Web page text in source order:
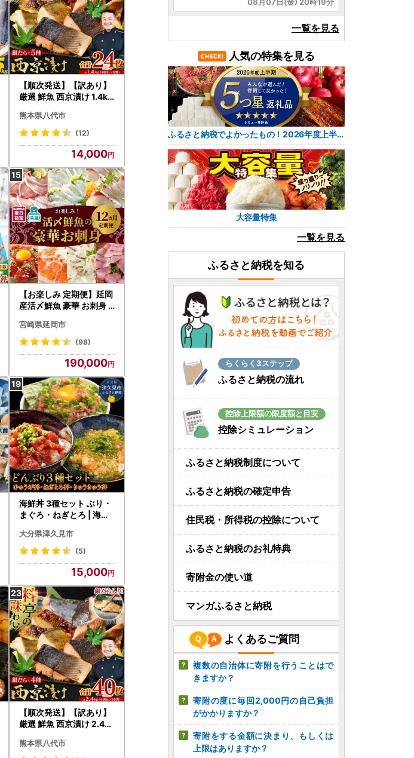
【順次発送】【訳あり】
厳選 鮮魚 西京漬け 1.4kg
24枚 西京焼き 4切れ×6
袋 日本料理店 料亭 西京
熊本県八代市
(12)
14,000
【お楽しみ 定期便】延岡
産活〆鮮魚 豪華 お刺身 1
刺身 ヒラメ 真鯛 カンパ
チ 季節 魚 ブリ ハマチ 国
パッチョ 鮮魚 魚介類 食
お取り寄せ 宮崎県 延岡市
送料無料 N019-YYG019
1
宮崎県延岡市
(98)
190,000
海鮮丼 3種セット ぶり・
まぐろ・ねぎとろ | 海鮮
大分県津久見市
(5)
15,000
【順次発送】【訳あり】
厳選 鮮魚 西京漬け 2.4kg
枚 西京焼き 4切れ×10袋
熊本県八代市
【尾西のごはん】(和風/洋
風)12個 災害・備蓄ごはん ...
08月07日(金) 23時45分
岡山県岡山市
キリン 氷結 シチリア産 レモ
ン 350ml 缶 × 24本 岡山...
08月07日(金) 21時34分
香川県まんのう町
＜数量限定＞ さぬき名物！
骨付鳥セット (3本・専用...
08月07日(金) 21時06分
北海道浜中町
み～んな大好き!! ハーゲン
ダッツ!!
08月07日(金) 20時46分
＼豚肉5種盛り合わせセット
合計3.7kg!!／【宮崎県日...
08月07日(金) 20時33分
北海道斜里町
🐟✨知床産 鮭ほぐし
60g×12本(計720g)🐟✨
08月07日(金) 20時30分
広島県北広島町
クリーム🍨業務用サイズ...
08月07日(金) 20時29分
宮崎県高鍋町
【タン♪・タン♪・タン♪・豚
タン♪🐷】
08月07日(金) 20時25分
宮崎県川南町
宮崎県産豚肉「まるみ豚」
詰め合わせセット計3.2kg
宮崎県都農町
＼ふるなび限定!!／宮崎県産
08月07日(金) 20時16分
一覧を見る
人気の特集を見る
ふるさと納税でよかったもの！2026年度上半期 レビュー5つ星返礼品
大容量特集
一覧を見る
ふるさと納税を知る
らくらく3ステップ
ふるさと納税の流れ
控除上限額の限度額と目安
控除シミュレーション
ふるさと納税制度について
ふるさと納税の確定申告
住民税・所得税の控除について
ふるさと納税のお礼特典
寄附金の使い道
マンガふるさと納税
よくあるご質問
複数の自治体に寄附を行うことはで
きますか？
寄附の度に毎回2,000円の自己負担
がかかりますか？
寄附をする金額に決まり、もしくは
上限はありますか？